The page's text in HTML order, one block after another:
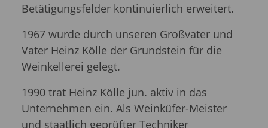
Betätigungsfelder kontinuierlich erweitert.
1967 wurde durch unseren Großvater und
Vater Heinz Kölle der Grundstein für die
Weinkellerei gelegt.
1990 trat Heinz Kölle jun. aktiv in das
Unternehmen ein. Als Weinküfer-Meister
und staatlich geprüfter Techniker